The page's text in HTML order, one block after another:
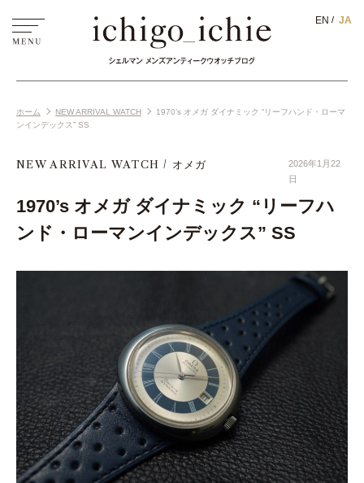
ホーム NEW ARRIVAL WATCH
1970’s オメガ ダイナミック “リーフハンド・ローマ
ンインデックス” SS
NEW ARRIVAL WATCH オメガ
2026年1月22
日
1970’s オメガ ダイナミック “リーフハ
ンド・ローマンインデックス” SS
EN JA